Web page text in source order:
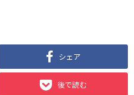
シェア
後で読む